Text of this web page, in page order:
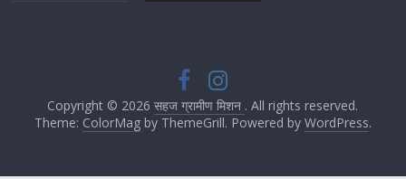
Copyright © 2026सहज ग्रामीण मिशन . All rights reserved.
Theme: ColorMagby ThemeGrill. Powered by WordPress.